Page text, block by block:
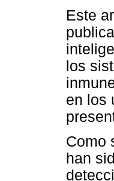
Este
los
en los
Como
han